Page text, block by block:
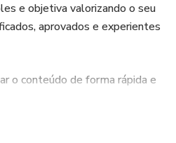
e objetiva valorizando o seu
aprovados e experientes
o conteúdo de forma rápida e